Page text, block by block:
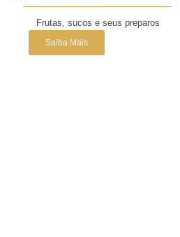
Frutas, sucos e seus preparos
Saiba Mais